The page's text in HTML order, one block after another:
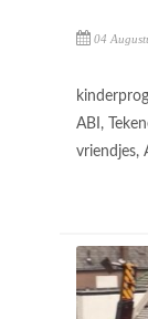
04
ABI,
vriendjes,